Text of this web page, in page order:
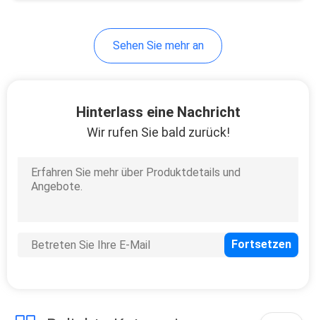
Sehen Sie mehr an
Hinterlass eine Nachricht
Wir rufen Sie bald zurück!